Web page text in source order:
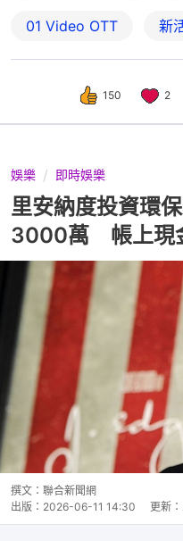
01‌ ‌Video‌ ‌OTT 新
150 2
娛樂 即時娛樂
里安納度投資環
3000萬 帳上現
撰文： 聯合新聞網
出版： 2026-06-11 14:30 更新：